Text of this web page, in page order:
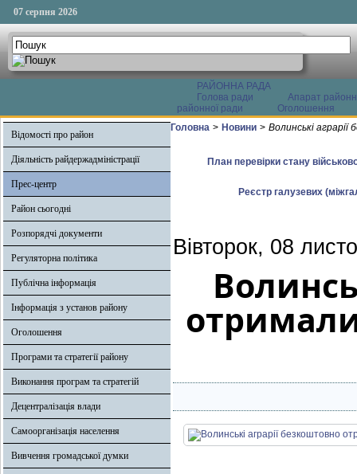
07 серпня 2026
РАЙОННА РАДА
Голова ради
Апарат
районної ради
Оголошення
Відомості про район
Діяльність райдержадміністрації
Прес-центр
Район сьогодні
Розпорядчі документи
Регуляторна політика
Публічна інформація
Інформація з установ району
Оголошення
Програми та стратегії району
Виконання програм та стратегій
Децентралізація влади
Самоорганізація населення
Вивчення громадської думки
Головна > Новини > Волинські
План перевірки стану
Реєстр галузевих
Вівторок, 08